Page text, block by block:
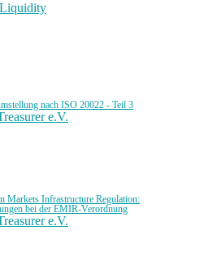
nach ISO 20022 - Teil 3
e.V.
Markets Infrastructure Regulation:
bei der EMIR-Verordnung
e.V.